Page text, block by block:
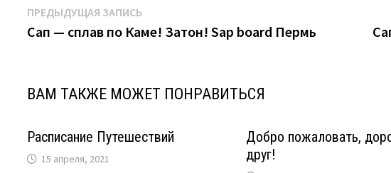
Навигация
по
ПРЕДЫДУЩАЯ ЗАПИСЬ
запись:
Сап — сплав по Каме! Затон! Sap board Пермь
ВАМ ТАКЖЕ МОЖЕТ ПОНРАВИТЬСЯ
Расписание Путешествий
15 апреля, 2021
Добро пожаловать,
друг!